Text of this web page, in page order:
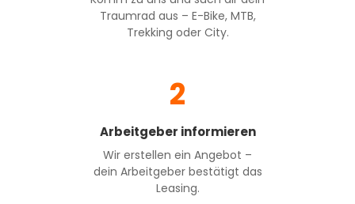
Traumrad aus – E-Bike, MTB,
Trekking oder City.
2
Arbeitgeber informieren
Wir erstellen ein Angebot –
dein Arbeitgeber bestätigt das
Leasing.